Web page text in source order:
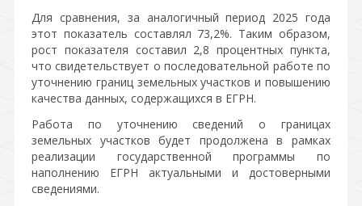
Для сравнения, за аналогичный период 2025 года
этот показатель составлял 73,2%. Таким образом,
рост показателя составил 2,8 процентных пункта,
что свидетельствует о последовательной работе по
уточнению границ земельных участков и повышению
качества данных, содержащихся в ЕГРН.
Работа по уточнению сведений о границах
земельных участков будет продолжена в рамках
реализации государственной программы по
наполнению ЕГРН актуальными и достоверными
сведениями.